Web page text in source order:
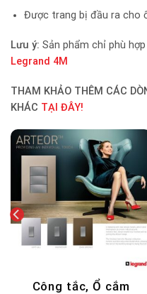
Được trang bị đầu ra cho
Lưu ý: Sản phẩm chỉ phù
Legrand 4M
THAM KHẢO THÊM CÁC
KHÁC TẠI ĐÂY!
DECOR - NẾN